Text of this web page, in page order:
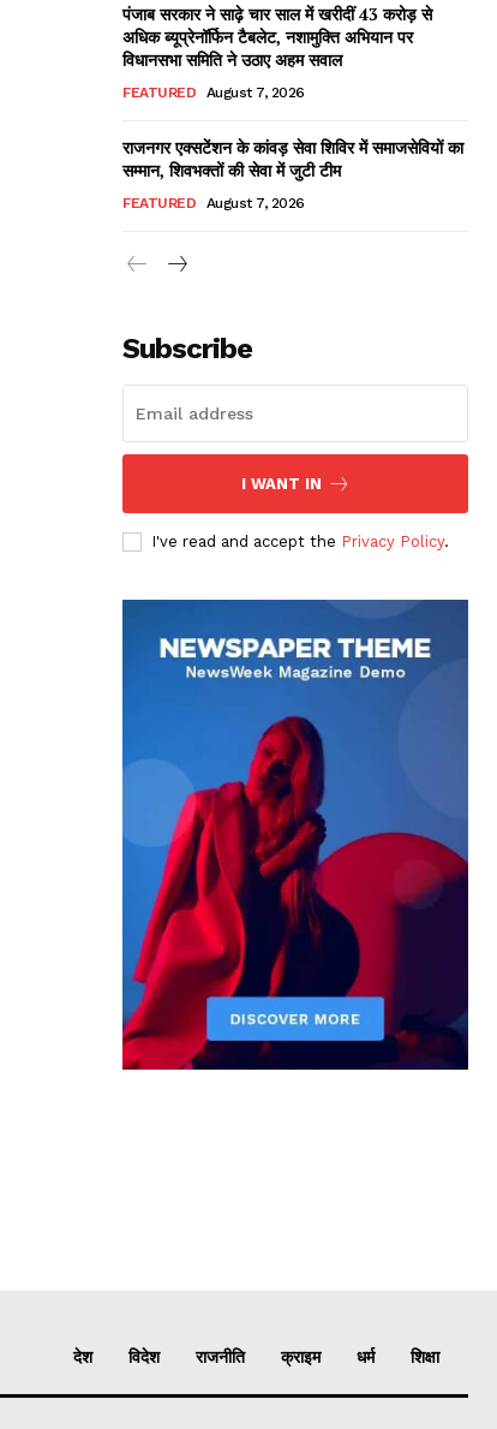
पंजाब सरकार ने साढ़े चार साल में खरीदीं 43 करोड़ से
अधिक ब्यूप्रेनॉर्फिन टैबलेट, नशामुक्ति अभियान पर
विधानसभा समिति ने उठाए अहम सवाल
FEATURED August 7, 2026
राजनगर एक्सटेंशन के कांवड़ सेवा शिविर में समाजसेवियों का
सम्मान, शिवभक्तों की सेवा में जुटी टीम
FEATURED August 7, 2026
Subscribe
I WANT IN
I've read and accept the Privacy Policy.
देश विदेश राजनीति क्राइम धर्म शिक्षा